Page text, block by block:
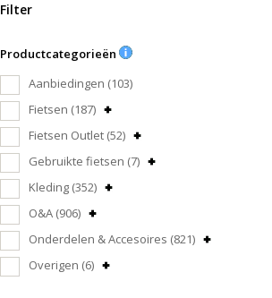
Filter
Productcategorieën
Aanbiedingen (103)
Fietsen (187)
Fietsen Outlet (52)
Gebruikte fietsen (7)
Kleding (352)
O&A (906)
Onderdelen & Accesoires (821)
Overigen (6)